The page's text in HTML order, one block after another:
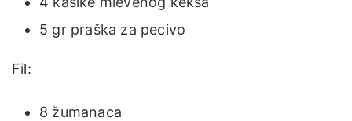
5 gr praška za pecivo
Fil:
8 žumanaca